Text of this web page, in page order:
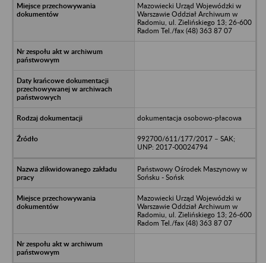
Mazowiecki Urząd Wojewódzki w
Warszawie Oddział Archiwum w
Radomiu, ul. Zielińskiego 13; 26-600
Radom Tel./fax (48) 363 87 07
dokumentacja osobowo-płacowa
992700/611/177/2017 – SAK;
UNP: 2017-00024794
Państwowy Ośrodek Maszynowy w
Sońsku - Sońsk
Mazowiecki Urząd Wojewódzki w
Warszawie Oddział Archiwum w
Radomiu, ul. Zielińskiego 13; 26-600
Radom Tel./fax (48) 363 87 07